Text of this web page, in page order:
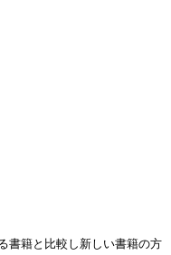
書籍と比較し新しい書籍の方